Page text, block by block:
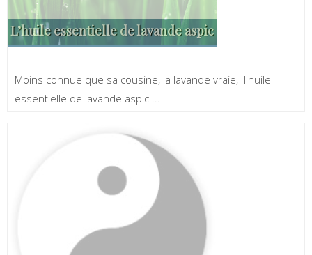
L’huile essentielle de lavande aspic
Moins connue que sa cousine, la lavande vraie, l'huile
essentielle de lavande aspic ...